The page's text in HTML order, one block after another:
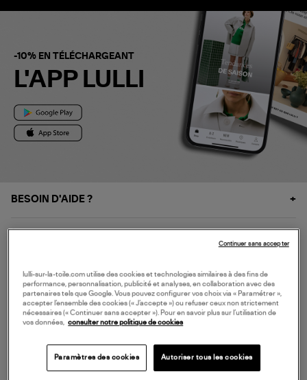
-10% EN TÉLÉCHARGEANT
L'APP LULLI
BESOIN D'AIDE ?
NOS SERVICES
SERVICE CLIENT
MODE DE PAIEMENT
lulli-sur-la-toile.com utilise des cookies et technologies similaires à des fins de
performance, personnalisation, publicité et analyses, en collaboration avec des
partenaires tels que Google. Vous pouvez configurer vos choix via « Paramétrer »,
accepter l’ensemble des cookies (« J’accepte ») ou refuser ceux non strictement
nécessaires (« Continuer sans accepter »). Pour en savoir plus sur l’utilisation de
vos données,
consulter notre politique de cookies
Paramètres des cookies Autoriser tous les cookies
Continuer sans accepter